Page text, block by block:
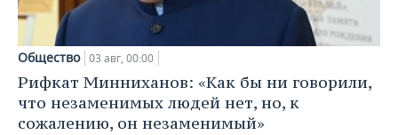
Общество 03 авг, 00:00
Рифкат Минниханов: «Как бы ни говорили,
что незаменимых людей нет, но, к
сожалению, он незаменимый»